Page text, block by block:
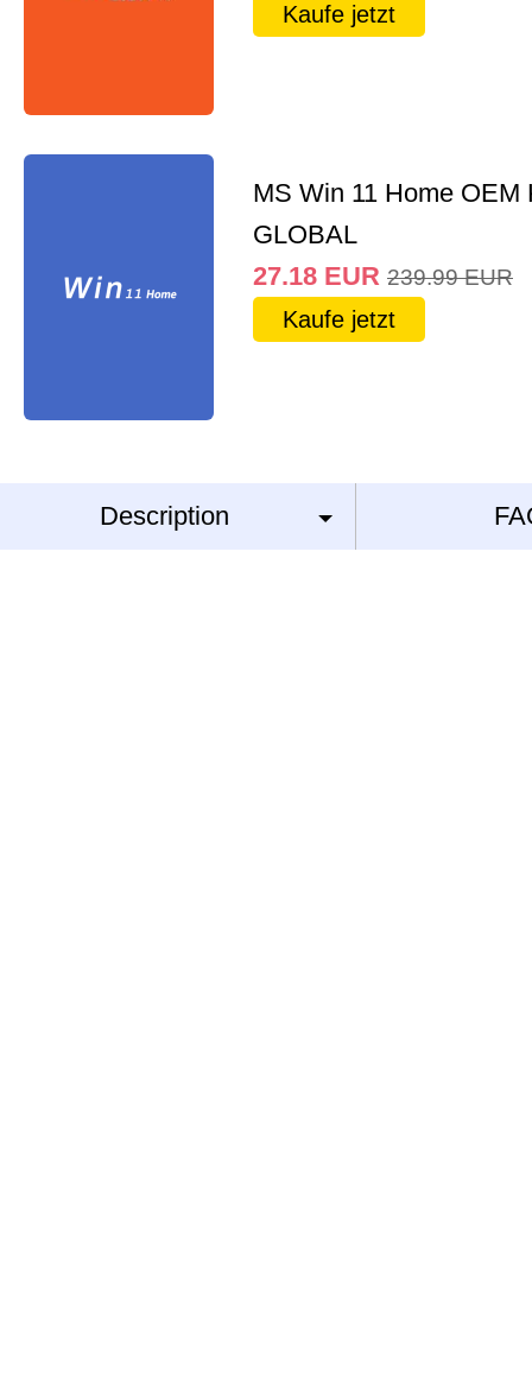
Kaufe jetzt
MS Win 11 Home OEM
GLOBAL
27.18 EUR 239.99 EUR
Kaufe jetzt
Description